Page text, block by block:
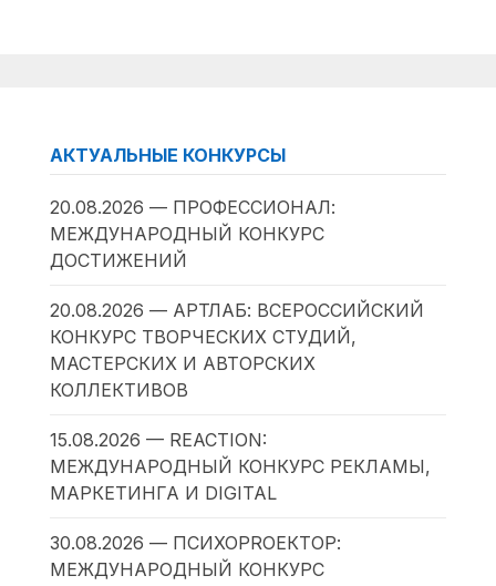
АКТУАЛЬНЫЕ КОНКУРСЫ
20.08.2026 — ПРОФЕССИОНАЛ:
МЕЖДУНАРОДНЫЙ КОНКУРС
ДОСТИЖЕНИЙ
20.08.2026 — АРТЛАБ: ВСЕРОССИЙСКИЙ
КОНКУРС ТВОРЧЕСКИХ СТУДИЙ,
МАСТЕРСКИХ И АВТОРСКИХ
КОЛЛЕКТИВОВ
15.08.2026 — REACTION:
МЕЖДУНАРОДНЫЙ КОНКУРС РЕКЛАМЫ,
МАРКЕТИНГА И DIGITAL
30.08.2026 — ПСИХОPROЕКТОР:
МЕЖДУНАРОДНЫЙ КОНКУРС